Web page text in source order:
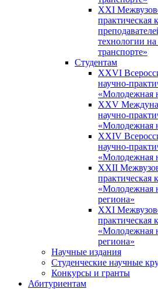
XXI
практическая
технологии
транспорте»
Студентам
XXVI
научно-
«Молодежная
XXV
научно-
«Молодежная
XXIV
научно-
«Молодежная
XXII
практическая
«Молодежная
региона»
XXI
практическая
«Молодежная
региона»
Научные издания
Студенческие научные
Конкурсы и гранты
Абитуриентам